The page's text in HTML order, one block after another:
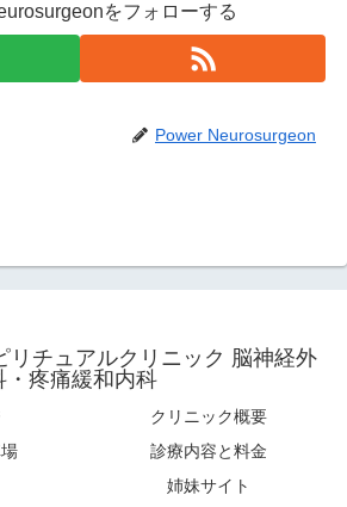
をフォローする
Power Neurosurgeon
リチュアルクリニック 脳神経外
・疼痛緩和内科
クリニック概要
診療内容と料金
姉妹サイト